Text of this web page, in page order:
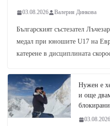
03.08.2026 Валерия Динкова
Българският състезател
медал при юношите U17 на
катерене в дисциплината
Нужен е
и още
03.08.2026